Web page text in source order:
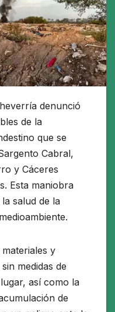
denunció
de la
que se
Cabral,
y Cáceres
Esta maniobra
salud de la
y
medidas de
así como la
de